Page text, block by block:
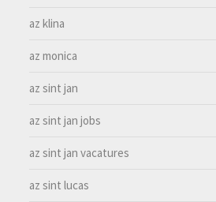
az klina
az monica
az sint jan
az sint jan jobs
az sint jan vacatures
az sint lucas